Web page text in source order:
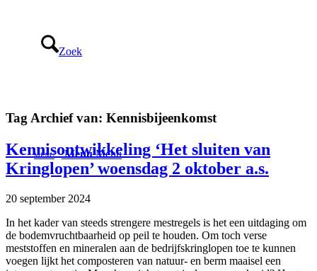
Zoek
Menu Menu
Tag Archief van: Kennisbijeenkomst
Kennisontwikkeling ‘Het sluiten van
Kringlopen’ woensdag 2 oktober a.s.
20 september 2024
In het kader van steeds strengere mestregels is het een uitdaging om
de bodemvruchtbaarheid op peil te houden. Om toch verse
meststoffen en mineralen aan de bedrijfskringlopen toe te kunnen
voegen lijkt het composteren van natuur- en berm maaisel een